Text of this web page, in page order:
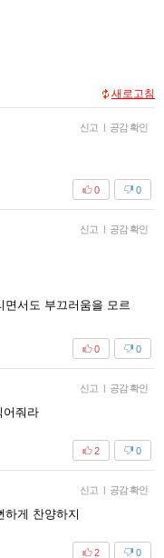
새로고침
신고 | 공감 확인
0
0
신고 | 공감 확인
서도 부끄러움을 모르
0
0
신고 | 공감 확인
어줘라
0
2
신고 | 공감 확인
하게 찬양하지
0
2